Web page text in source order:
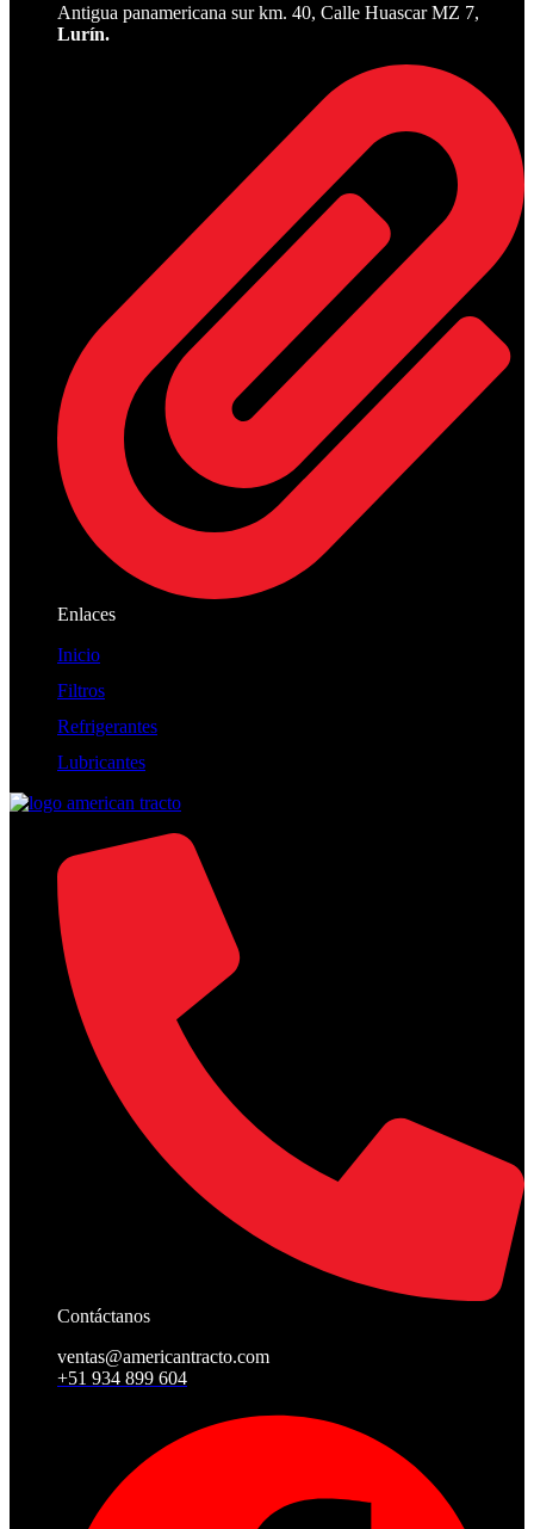
Antigua panamericana sur km. 40, Calle Huascar MZ 7,
Lurín.
Enlaces
Inicio
Filtros
Refrigerantes
Lubricantes
Contáctanos
ventas@americantracto.com
+51 934 899 604